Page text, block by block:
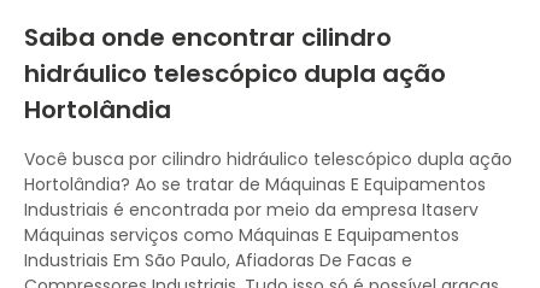
Saiba onde encontrar cilindro
hidráulico telescópico dupla ação
Hortolândia
Você busca por cilindro hidráulico telescópico dupla ação
Hortolândia? Ao se tratar de Máquinas E Equipamentos
Industriais é encontrada por meio da empresa Itaserv
Máquinas serviços como Máquinas E Equipamentos
Industriais Em São Paulo, Afiadoras De Facas e